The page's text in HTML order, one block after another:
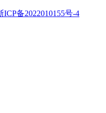
ICP备2022010155号-4